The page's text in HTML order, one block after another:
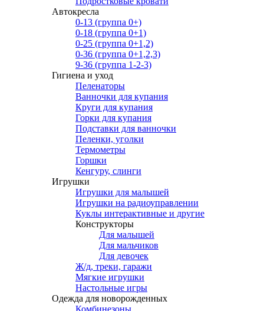
Автокресла
0-13 (группа 0+)
0-18 (группа 0+1)
0-25 (группа 0+1,2)
0-36 (группа 0+1,2,3)
9-36 (группа 1-2-3)
Гигиена и уход
Пеленаторы
Ванночки для купания
Круги для купания
Горки для купания
Подставки для ванночки
Пеленки, уголки
Термометры
Горшки
Кенгуру, слинги
Игрушки
Игрушки для малышей
Игрушки на радиоуправлении
Куклы интерактивные и другие
Конструкторы
Для малышей
Для мальчиков
Для девочек
Ж/д, треки, гаражи
Мягкие игрушки
Настольные игры
Одежда для новорожденных
Комбинезоны